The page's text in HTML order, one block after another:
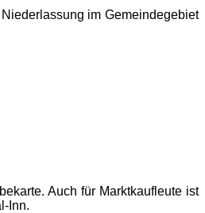
im Gemeindegebiet
Auch für Marktkaufleute ist
Inn.